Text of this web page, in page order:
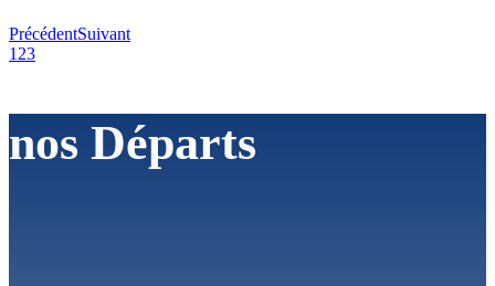
PrécédentSuivant
123
nos Départs